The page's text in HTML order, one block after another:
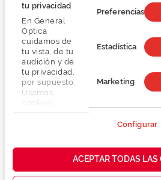
tu privacidad
En General
Optica
cuidamos de
tu vista, de tu
audición y de
tu privacidad,
por supuesto.
Usamos
propias y de
cómo mejorar
servicios y
Preferencias
Estadística
Marketing
Configurar
ACEPTAR TODAS LAS
CH Carolina Herrera
HERRERA
59,60 €